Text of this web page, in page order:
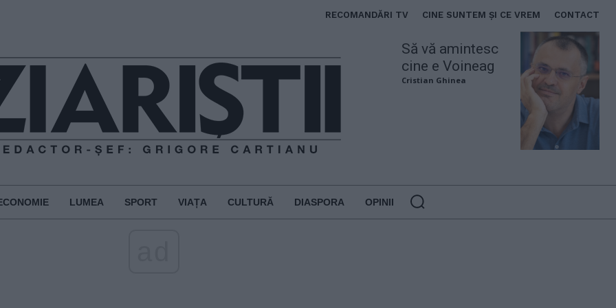
RECOMANDĂRI TV CINE SUNTEM ȘI CE VREM CONTACT
Să vă amintesc
cine e Voineag
Cristian Ghinea
LUMEA SPORT VIAȚA CULTURĂ DIASPORA OPINII